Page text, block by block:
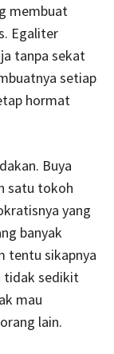
membuat
Egaliter
tanpa sekat
setiap
hormat
Buya
satu tokoh
yang
banyak
tentu sikapnya
tidak sedikit
mau
lain.